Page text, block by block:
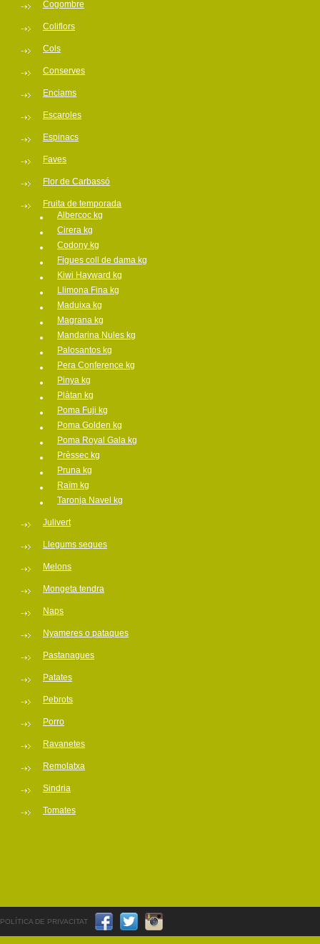
Cogombre
Coliflors
Cols
Conserves
Enciams
Escaroles
Espinacs
Faves
Flor de Carbassó
Fruita de temporada
Albercoc kg
Cirera kg
Codony kg
Figues coll de dama kg
Kiwi Hayward kg
Llimona Fina kg
Maduixa kg
Magrana kg
Mandarina Nules kg
Palosantos kg
Pera Conference kg
Pinya kg
Plàtan kg
Poma Fuji kg
Poma Golden kg
Poma Royal Gala kg
Prèssec kg
Pruna kg
Raïm kg
Taronja Navel kg
Julivert
Llegums seques
Melons
Mongeta tendra
Naps
Nyameres o pataques
Pastanagues
Patates
Pebrots
Porro
Ravanetes
Remolatxa
Sindria
Tomates
POLÍTICA DE PRIVACITAT